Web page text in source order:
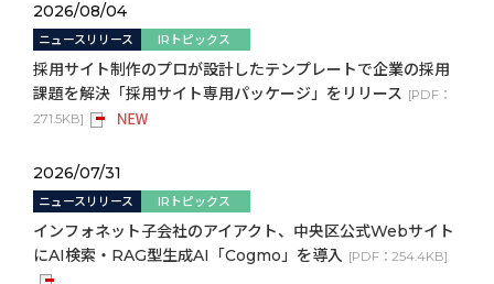
2026/08/04
ニュースリリース IRトピックス
採用サイト制作のプロが設計したテンプレートで企業の採用
課題を解決「採用サイト専用パッケージ」をリリース [PDF：
271.5KB]
2026/07/31
ニュースリリース IRトピックス
インフォネット子会社のアイアクト、中央区公式Webサイト
にAI検索・RAG型生成AI「Cogmo」を導入 [PDF： 254.4KB]